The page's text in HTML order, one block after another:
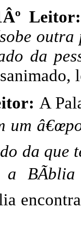
Leitor:
outra
da
A
um
da que
a